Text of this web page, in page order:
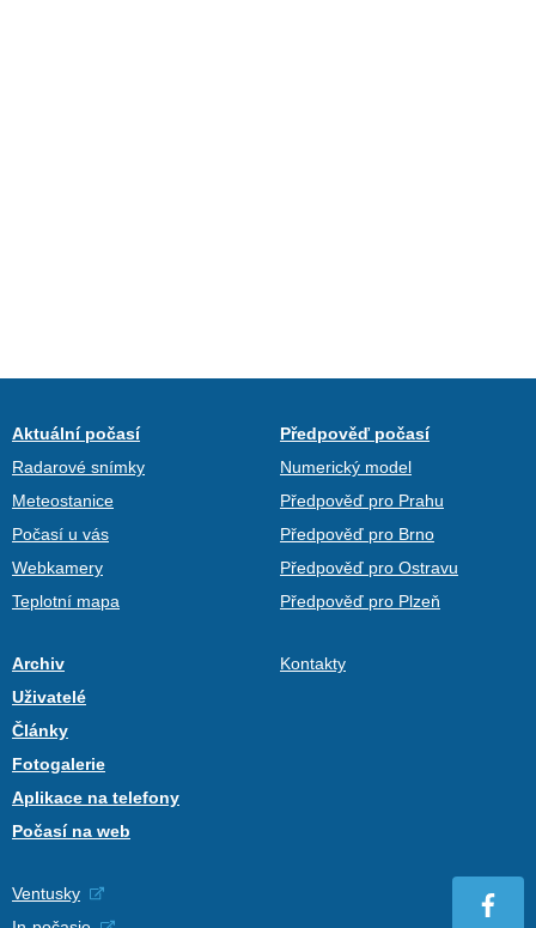
Aktuální počasí
Radarové snímky
Meteostanice
Počasí u vás
Webkamery
Teplotní mapa
Předpověď počasí
Numerický model
Předpověď pro Prahu
Předpověď pro Brno
Předpověď pro Ostravu
Předpověď pro Plzeň
Archiv
Uživatelé
Články
Fotogalerie
Aplikace na telefony
Počasí na web
Kontakty
Ventusky